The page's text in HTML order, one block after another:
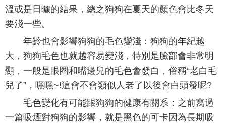
溫或是日曬的結果，總之狗狗在夏天的顏色會比冬天
要淺一些。
年齡也會影響狗狗的毛色變淺：狗狗的年紀越
大，狗狗毛色也就越容易變淺，特別是臉部會非常明
顯，一般是眼圈和嘴邊兒的毛色會發白，俗稱“老白毛
兒了”，嘿嘿~!這會不會類似人老了以後會白頭發呢?
毛色變化有可能跟狗狗的健康有關系：之前寫過
一篇吸煙對狗狗的影響，就是黑色的可卡因為長期吸